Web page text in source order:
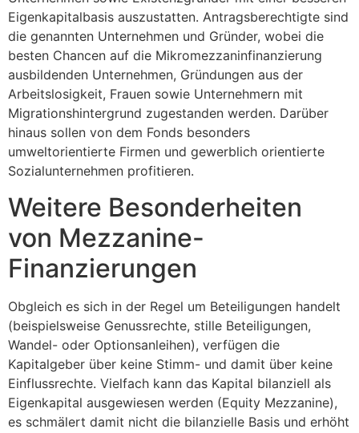
Eigenkapitalbasis auszustatten. Antragsberechtigte sind
die genannten Unternehmen und Gründer, wobei die
besten Chancen auf die Mikromezzaninfinanzierung
ausbildenden Unternehmen, Gründungen aus der
Arbeitslosigkeit, Frauen sowie Unternehmern mit
Migrationshintergrund zugestanden werden. Darüber
hinaus sollen von dem Fonds besonders
umweltorientierte Firmen und gewerblich orientierte
Sozialunternehmen profitieren.
Weitere Besonderheiten
von Mezzanine-
Finanzierungen
Obgleich es sich in der Regel um Beteiligungen handelt
(beispielsweise Genussrechte, stille Beteiligungen,
Wandel- oder Optionsanleihen), verfügen die
Kapitalgeber über keine Stimm- und damit über keine
Einflussrechte. Vielfach kann das Kapital bilanziell als
Eigenkapital ausgewiesen werden (Equity Mezzanine),
es schmälert damit nicht die bilanzielle Basis und erhöht